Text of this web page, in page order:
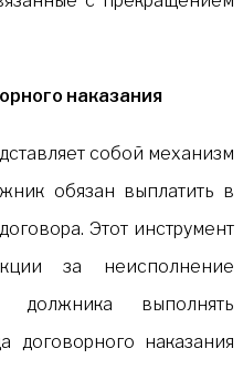
наказания
собой механизм
обязан выплатить в
Этот инструмент
за неисполнение
должника выполнять
договорного наказания